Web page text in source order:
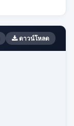
ดาวน์โหลด